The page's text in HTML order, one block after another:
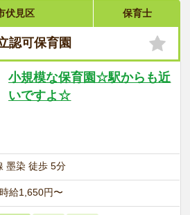
伏見区 保育士
認可保育園
小規模な保育園☆駅からも近
いですよ☆
墨染 徒歩 5分
給1,650円〜